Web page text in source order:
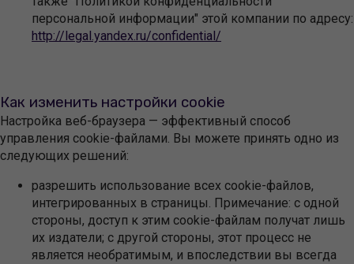
персональной информации" этой компании по адресу:
http://legal.yandex.ru/confidential/
Как изменить настройки cookie
Настройка веб-браузера — эффективный способ
управления cookie-файлами. Вы можете принять одно из
следующих решений:
разрешить использование всех cookie-файлов,
интегрированных в страницы. Примечание: с одной
стороны, доступ к этим cookie-файлам получат лишь
их издатели; с другой стороны, этот процесс не
является необратимым, и впоследствии вы всегда